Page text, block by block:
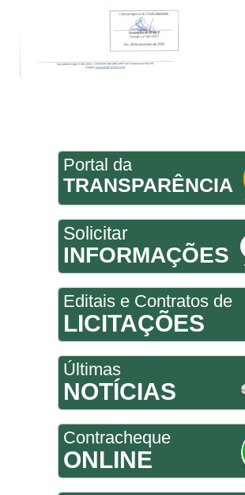
Portal da
TRANSPARÊNCIA
Solicitar
INFORMAÇÕES
Editais e Contratos de
LICITAÇÕES
Últimas
NOTÍCIAS
Contracheque
ONLINE